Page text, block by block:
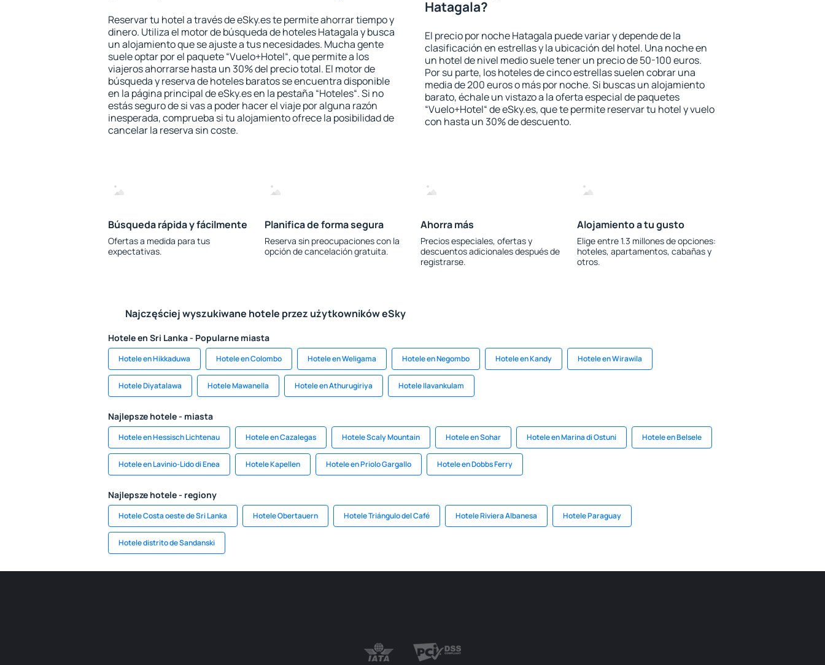
Reservar tu hotel a través de eSky.es te permite ahorrar tiempo y
dinero. Utiliza el motor de búsqueda de hoteles Hatagala y busca
un alojamiento que se ajuste a tus necesidades. Mucha gente
suele optar por el paquete “Vuelo+Hotel“, que permite a los
viajeros ahorrarse hasta un 30% del precio total. El motor de
búsqueda y reserva de hoteles baratos se encuentra disponible
en la página principal de eSky.es en la pestaña “Hoteles“. Si no
estás seguro de si vas a poder hacer el viaje por alguna razón
inesperada, comprueba si tu alojamiento ofrece la posibilidad de
cancelar la reserva sin coste.
Hatagala?
El precio por noche Hatagala puede variar y depende de la
clasificación en estrellas y la ubicación del hotel. Una noche en
un hotel de nivel medio suele tener un precio de 50-100 euros.
Por su parte, los hoteles de cinco estrellas suelen cobrar una
media de 200 euros o más por noche. Si buscas un alojamiento
barato, échale un vistazo a la oferta especial de paquetes
“Vuelo+Hotel“ de eSky.es, que te permite reservar tu hotel y vuelo
con hasta un 30% de descuento.
Búsqueda rápida y fácilmente
Ofertas a medida para tus
expectativas.
Planifica de forma segura
Reserva sin preocupaciones con la
opción de cancelación gratuita.
Ahorra más
Precios especiales, ofertas y
descuentos adicionales después de
registrarse.
Alojamiento a tu gusto
Elige entre 1.3 millones de opciones:
hoteles, apartamentos, cabañas y
otros.
Najczęściej wyszukiwane hotele przez użytkowników eSky
Hotele en Sri Lanka - Popularne miasta
Hotele en Hikkaduwa Hotele en Colombo Hotele en Weligama Hotele en Negombo Hotele en Kandy Hotele en Wirawila
Hotele Diyatalawa Hotele Mawanella Hotele en Athurugiriya Hotele Ilavankulam
Najlepsze hotele - miasta
Hotele en Hessisch Lichtenau Hotele en Cazalegas Hotele Scaly Mountain Hotele en Sohar Hotele en Marina di Ostuni Hotele en Belsele
Hotele en Lavinio-Lido di Enea Hotele Kapellen Hotele en Priolo Gargallo Hotele en Dobbs Ferry
Najlepsze hotele - regiony
Hotele Costa oeste de Sri Lanka Hotele Obertauern Hotele Triángulo del Café Hotele Riviera Albanesa Hotele Paraguay
Hotele distrito de Sandanski